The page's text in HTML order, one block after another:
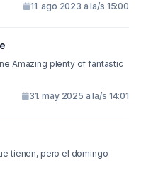
11. ago 2023 a la/s 15:00
Amazing plenty of fantastic
31. may 2025 a la/s 14:01
tienen, pero el domingo